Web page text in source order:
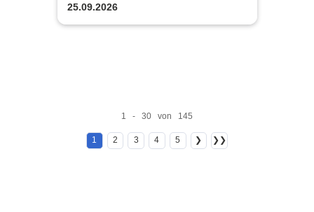
25.09.2026
1 - 30 von 145
1 2 3 4 5 ❯ ❯❯